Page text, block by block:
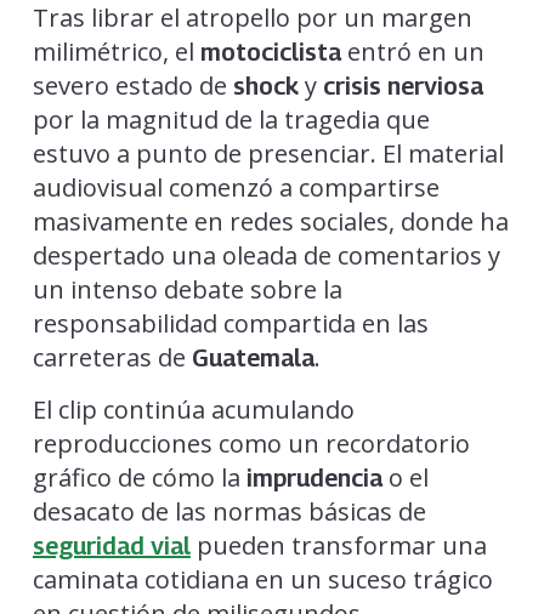
Tras librar el atropello por un margen
milimétrico, el motociclistaentró en un
severo estado de shocky crisis nerviosa
por la magnitud de la tragedia que
estuvo a punto de presenciar. El material
audiovisual comenzó a compartirse
masivamente en redes sociales, donde ha
despertado una oleada de comentarios y
un intenso debate sobre la
responsabilidad compartida en las
carreteras de Guatemala.
El clip continúa acumulando
reproducciones como un recordatorio
gráfico de cómo la imprudenciao el
desacato de las normas básicas de
seguridad vialpueden transformar una
caminata cotidiana en un suceso trágico